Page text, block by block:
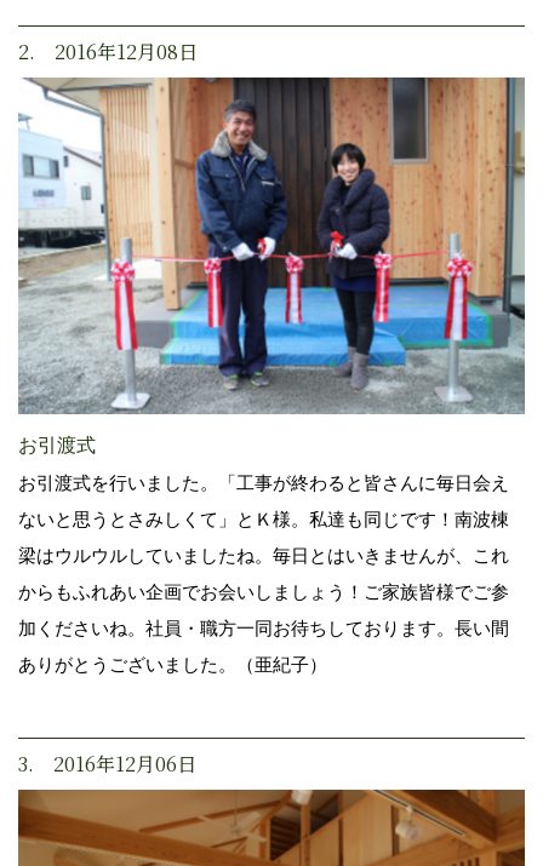
2. 2016年12月08日
お引渡式
お引渡式を行いました。「工事が終わると皆さんに毎日会え
ないと思うとさみしくて」とＫ様。私達も同じです！南波棟
梁はウルウルしていましたね。毎日とはいきませんが、これ
からもふれあい企画でお会いしましょう！ご家族皆様でご参
加くださいね。社員・職方一同お待ちしております。長い間
ありがとうございました。（亜紀子）
3. 2016年12月06日